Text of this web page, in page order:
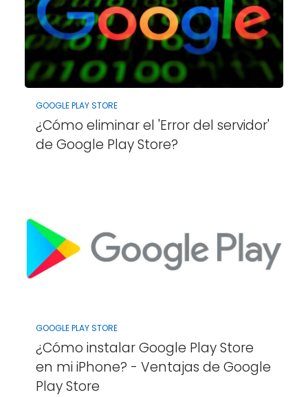
GOOGLE PLAY STORE
¿Cómo eliminar el 'Error del servidor'
de Google Play Store?
GOOGLE PLAY STORE
¿Cómo instalar Google Play Store
en mi iPhone? - Ventajas de Google
Play Store